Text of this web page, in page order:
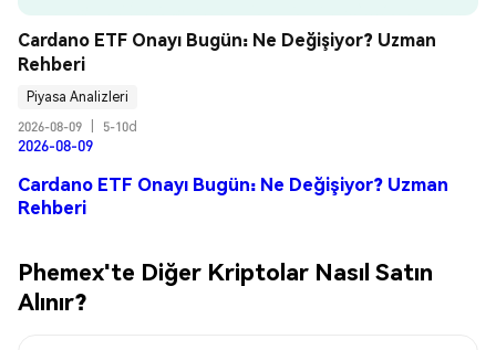
Cardano ETF Onayı Bugün: Ne Değişiyor? Uzman
Rehberi
Piyasa Analizleri
2026-08-09
5-10d
2026-08-09
Cardano ETF Onayı Bugün: Ne Değişiyor? Uzman
Rehberi
Phemex'te Diğer Kriptolar Nasıl Satın
Alınır?